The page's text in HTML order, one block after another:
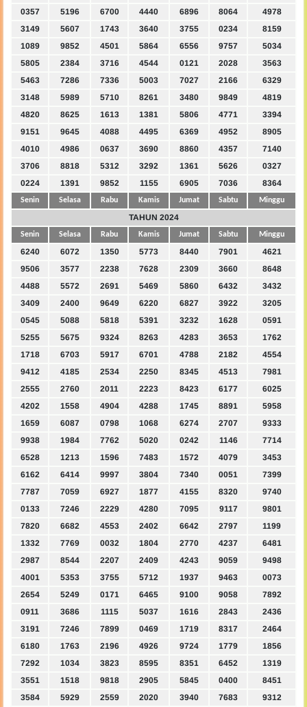
0357
5196 6700 4440 6896 8064
4978
3149
5607 1743 3640 3755 0234
8159
1089
9852 4501 5864 6556 9757
5034
5805
2384 3716 4544 0121 2028
3563
5463
7286 7336 5003 7027 2166
6329
3148
5989 5710 8261 3480 9849
4819
4820
8625 1613 1381 5806 4771
3394
9151
9645 4088 4495 6369 4952
8905
4010
4986 0637 3690 8860 4357
7140
3706
8818 5312 3292 1361 5626
0327
0224
1391 9852 1155 6905 7036 8364
Senin Selasa Rabu Kamis Jumat Sabtu Minggu
TAHUN 2024
Senin Selasa Rabu Kamis Jumat Sabtu Minggu
6240 6072 1350 5773 8440 7901
4621
9506
3577 2238 7628 2309 3660
8648
4488
5572 2691 5469 5860 6432
3432
3409
2400 9649 6220 6827 3922
3205
0545
5088 5818 5391 3232 1628
0591
5255
5675 9324 8263 4283 3653
1762
1718
6703 5917 6701 4788 2182
4554
9412
4185 2534 2250 8345 4513
7981
2555
2760 2011 2223 8423 6177
6025
4202
1558 4904 4288 1745 8891
5958
1659
6087 0798 1068 6274 2707
9333
9938
1984 7762 5020 0242 1146
7714
6528
1213 1596 7483 1572 4079
3453
6162
6414 9997 3804 7340 0051
7399
7787
7059 6927 1877 4155 8320
9740
0133
7246 2229 4280 7095 9117
9801
7820
6682 4553 2402 6642 2797
1199
1332
7769 0032 1804 2770 4237
6481
2987
8544 2207 2409 4243 9059
9498
4001
5353 3755 5712 1937 9463
0073
2654
5249 0171 6465 9100 9058
7892
0911
3686 1115 5037 1616 2843
2436
3191
7246 7899 0469 1719 8317
2464
6180
1763 2196 4926 9724 1779
1856
7292
1034 3823 8595 8351 6452
1319
3551
1518 9818 2905 5845 0400
8451
3584
5929 2559 2020 3940 7683 9312